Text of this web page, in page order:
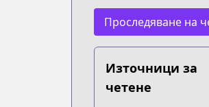
Проследяване на
Източници за
четене